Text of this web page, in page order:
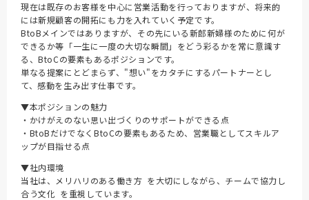
現在は既存のお客様を中心に営業活動を行っておりますが、将来的
には新規顧客の開拓にも力を入れていく予定です。
BtoBメインではありますが、その先にいる新郎新婦様のために何が
できるか等「一生に一度の大切な瞬間」をどう彩るかを常に意識す
る、BtoCの要素もあるポジションです。
単なる提案にとどまらず、"想い"をカタチにするパートナーとし
て、感動を生み出す仕事です。
▼本ポジションの魅力
・かけがえのない思い出づくりのサポートができる点
・BtoBだけでなくBtoCの要素もあるため、営業職としてスキルア
ップが目指せる点
▼社内環境
当社は、メリハリのある働き方 を大切にしながら、チームで協力し
合う文化 を重視しています。